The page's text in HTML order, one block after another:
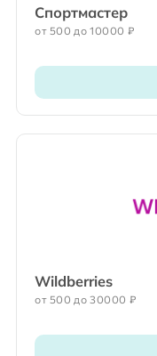
Спортмастер
от 500 до 10000 ₽
Wildberries
от 500 до 30000 ₽